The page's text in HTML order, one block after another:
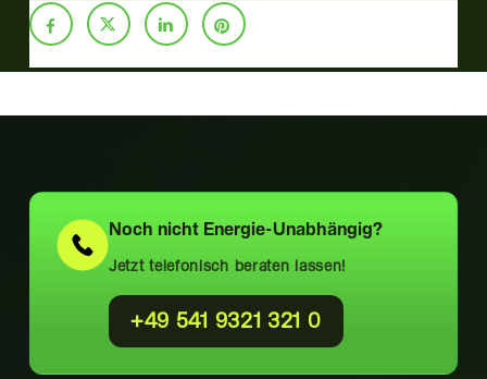
Noch nicht Energie-Unabhängig?
Jetzt telefonisch beraten lassen!
+49 541 9321 321 0